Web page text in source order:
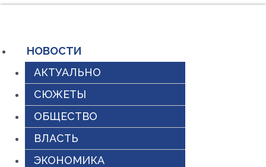
содержимому
НОВОСТИ
АКТУАЛЬНО
СЮЖЕТЫ
ОБЩЕСТВО
ВЛАСТЬ
ЭКОНОМИКА